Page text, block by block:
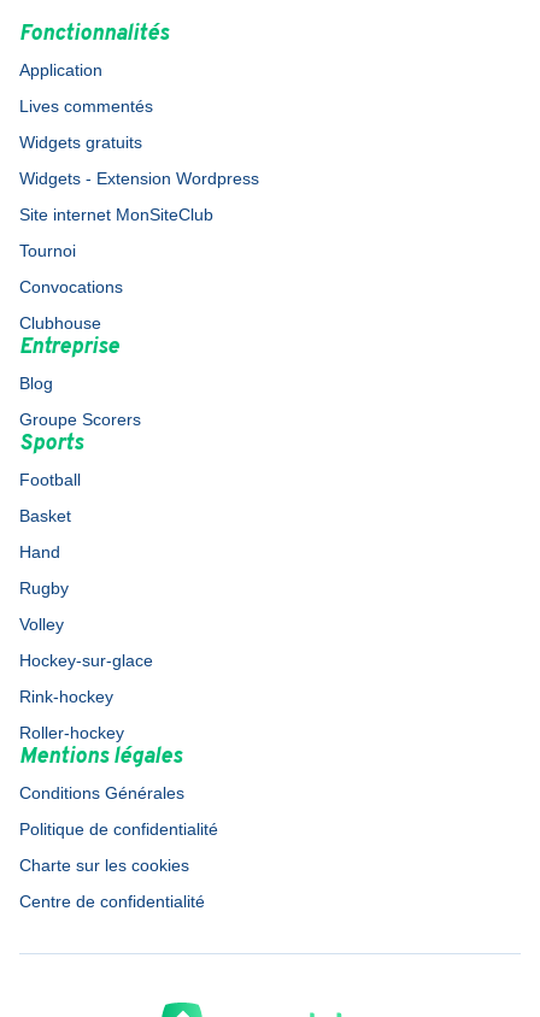
Fonctionnalités
Application
Lives commentés
Widgets gratuits
Widgets - Extension Wordpress
Site internet MonSiteClub
Tournoi
Convocations
Clubhouse
Entreprise
Blog
Groupe Scorers
Sports
Football
Basket
Hand
Rugby
Volley
Hockey-sur-glace
Rink-hockey
Roller-hockey
Mentions légales
Conditions Générales
Politique de confidentialité
Charte sur les cookies
Centre de confidentialité